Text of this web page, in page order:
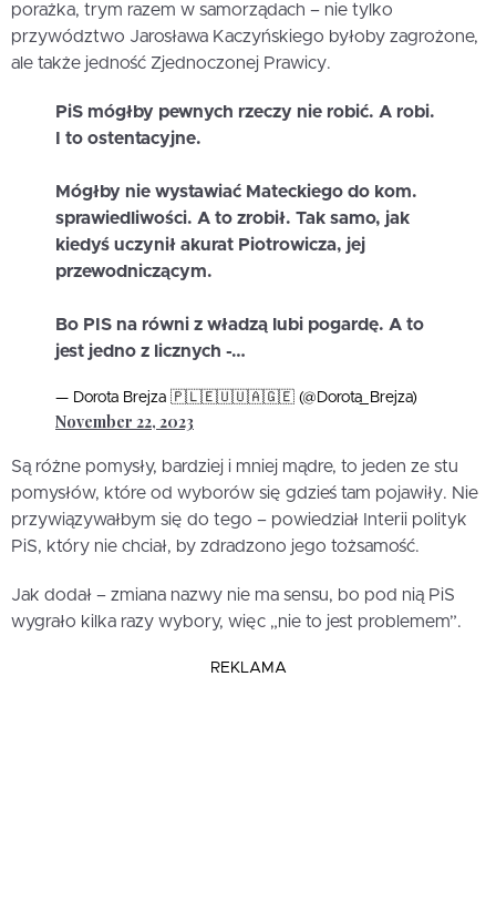
porażka, trym razem w samorządach – nie tylko
przywództwo Jarosława Kaczyńskiego byłoby zagrożone,
ale także jedność Zjednoczonej Prawicy.
PiS mógłby pewnych rzeczy nie robić. A robi.
I to ostentacyjne.
Mógłby nie wystawiać Mateckiego do kom.
sprawiedliwości. A to zrobił. Tak samo, jak
kiedyś uczynił akurat Piotrowicza, jej
przewodniczącym.
Bo PIS na równi z władzą lubi pogardę. A to
jest jedno z licznych -…
— Dorota Brejza 🇵🇱🇪🇺🇺🇦🇬🇪 (@Dorota_Brejza)
November 22, 2023
Są różne pomysły, bardziej i mniej mądre, to jeden ze stu
pomysłów, które od wyborów się gdzieś tam pojawiły. Nie
przywiązywałbym się do tego – powiedział Interii polityk
PiS, który nie chciał, by zdradzono jego tożsamość.
Jak dodał – zmiana nazwy nie ma sensu, bo pod nią PiS
wygrało kilka razy wybory, więc „nie to jest problemem”.
REKLAMA